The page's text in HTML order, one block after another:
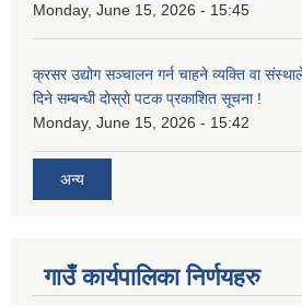
Monday, June 15, 2026 - 15:45
क्रसर उद्योग सञ्चालन गर्न चाहने व्यक्ति वा
दिने सम्बन्धी दोस्रो पटक प्रकाशित सूचना !
Monday, June 15, 2026 - 15:42
अन्य
गाउँ कार्यपालिका निर्णयहरु